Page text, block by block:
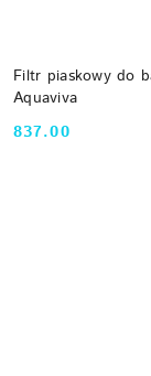
Filtr piaskowy do
Aquaviva
Cena:
837.00